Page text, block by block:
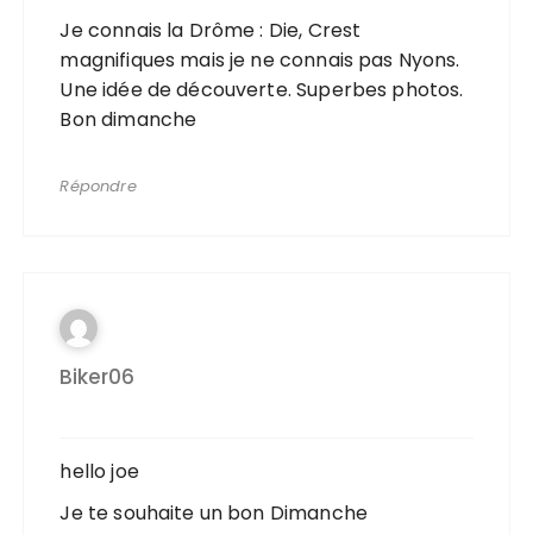
Je connais la Drôme : Die, Crest
magnifiques mais je ne connais pas Nyons.
Une idée de découverte. Superbes photos.
Bon dimanche
Répondre
Biker06
hello joe
Je te souhaite un bon Dimanche